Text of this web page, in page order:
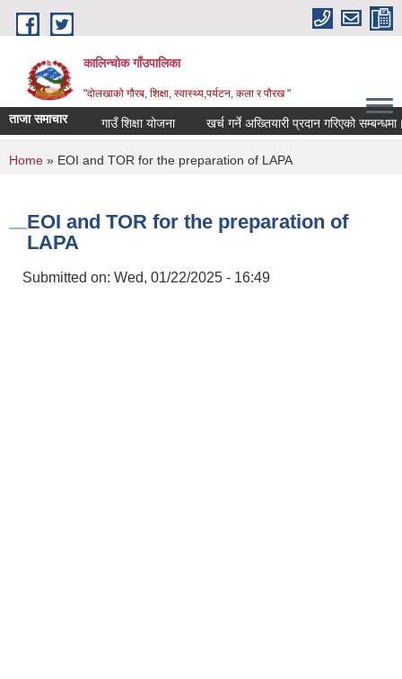
Skip to main content
कालिन्चोक गाँउपालिका
"दोलखाको गौरब, शिक्षा, स्वास्थ्य,पर्यटन, कला र पौरख "
ताजा समाचार गाउँ शिक्षा योजना खर्च गर्ने अख्तियारी प्रदान गरिएको सम्बन्धमा।
You are here
Home » EOI and TOR for the preparation of LAPA
EOI and TOR for the preparation of
LAPA
Submitted on: Wed, 01/22/2025 - 16:49